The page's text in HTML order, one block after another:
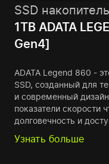
SSD накопитель
1TB ADATA
Gen4]
ADATA Legend 860 -
SSD, созданный для
и современный
показатели скорости
долговечность и
Узнать больше